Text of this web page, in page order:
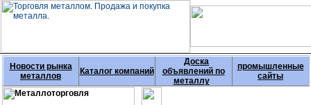
Новости рынка
металлов
Каталог компаний
Доска
объявлений по
металлу
промышленные
сайты